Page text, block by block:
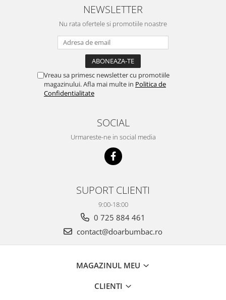
NEWSLETTER
Nu rata ofertele si promotiile noastre
Vreau sa primesc newsletter cu promotiile
magazinului. Afla mai multe in Politica de
Confidentialitate
SOCIAL
Urmareste-ne in social media
SUPORT CLIENTI
9:00-18:00
0 725 884 461
contact@doarbumbac.ro
MAGAZINUL MEU
CLIENTI